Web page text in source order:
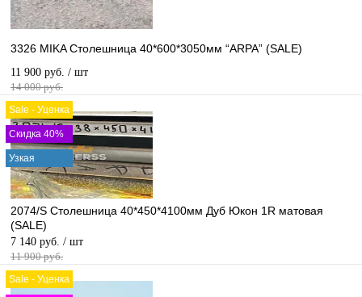
3326 MIKA Столешница 40*600*3050мм “ARPA” (SALE)
11 900 руб. / шт
14 000 руб.
Sale - Уценка
Скидка 40%
Узкая
2074/S Столешница 40*450*4100мм Дуб Юкон 1R матовая
(SALE)
7 140 руб. / шт
11 900 руб.
Sale - Уценка